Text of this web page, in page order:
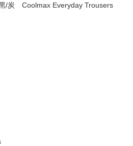
/炭
Coolmax Everyday Trousers